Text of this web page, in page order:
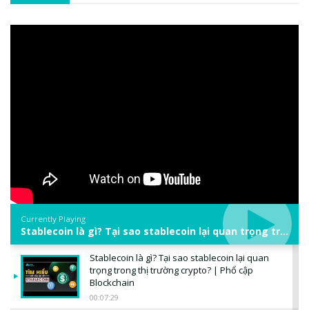
Currently Playing
Stablecoin là gì? Tại sao stablecoin lại quan trọng trong thị trường crypto? | Phổ cập Blockchain
Stablecoin là gì? Tại sao stablecoin lại quan
trọng trong thị trường crypto? | Phổ cập
Blockchain
00:07:29